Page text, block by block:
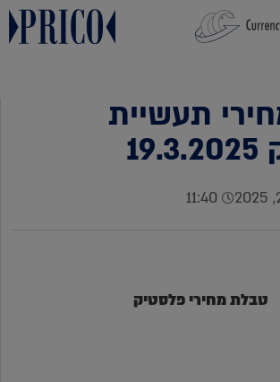
תעשיית
11:40
טבלת מחירי פלסטיק